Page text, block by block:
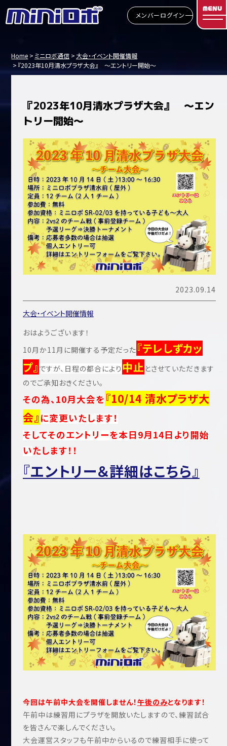
メンバーログイン
MENU
Home ミニロボ通信
大会・イベント開催情報
『2023年10月清水プラザ大会』 ～エントリー開始～
『2023年10月清水プラザ大会』 ～エン
トリー開始～
2023.09.14
大会・イベント開催情報
おはようございます！
10月か11月に開催する予定だった 『テレしずカッ
プ』 ですが、 日程の都合により 中止 とさせていただきます
のでご承知おきください。
その為、10月大会を 『10/14 清水プラザ大
会』 に変更いたします！
そしてそのエントリーを本日9月14日より開始
いたします！！
『エントリー＆詳細はこちら』
今回は午前中大会を開催しません！午後のみとなります！
午前中は練習用にプラザを開放いたしますので、練習試合
を皆さんで楽しんでください。
大会運営スタッフも午前中からいるので練習相手に使って